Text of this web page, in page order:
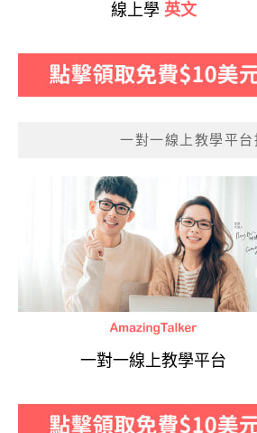
線上學 英文
一對一線上教學平台
一對一線上教學平台